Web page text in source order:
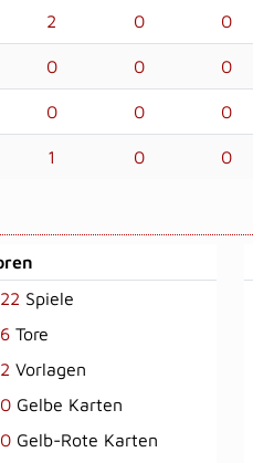
2 0 0
0 0 0
0 0 0
1 0 0
22 Spiele
6Tore
2 Vorlagen
0Gelbe Karten
0Gelb-Rote Karten